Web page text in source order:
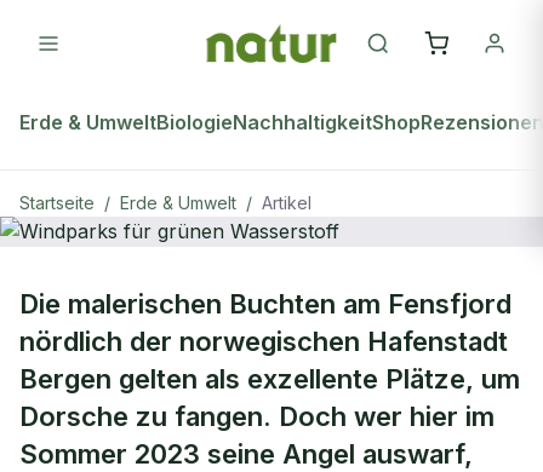
Erde & UmweltBiologieNachhaltigkeitShopRezensionen
Startseite / Erde & Umwelt / Artikel
ERDE & UMWELT
Windparks für grünen Wasserstoff
Die malerischen Buchten am Fensfjord
nördlich der norwegischen Hafenstadt
Bergen gelten als exzellente Plätze, um
Dorsche zu fangen. Doch wer hier im
Sommer 2023 seine Angel auswarf,